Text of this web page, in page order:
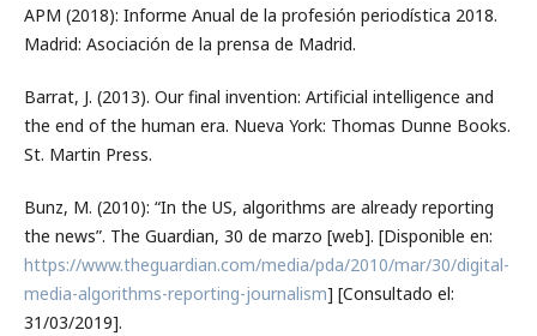
APM (2018): Informe Anual de la profesión periodística 2018.
Madrid: Asociación de la prensa de Madrid.
Barrat, J. (2013). Our final invention: Artificial intelligence and
the end of the human era. Nueva York: Thomas Dunne Books.
St. Martin Press.
Bunz, M. (2010): “In the US, algorithms are already reporting
the news”. The Guardian, 30 de marzo [web]. [Disponible en:
https://www.theguardian.com/media/pda/2010/mar/30/digital-
media-algorithms-reporting-journalism] [Consultado el:
31/03/2019].